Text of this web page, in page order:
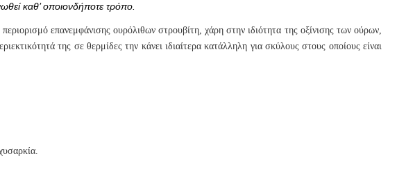
καθ’ οποιονδήποτε τρόπο.
επανεμφάνισης ουρόλιθων στρουβίτη, χάρη στην ιδιότητα της οξίνισης των ούρων,
της σε θερμίδες την κάνει ιδιαίτερα κατάλληλη για σκύλους στους οποίους είναι